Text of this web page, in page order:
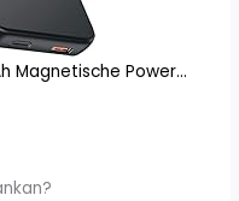
Magnetische Power...